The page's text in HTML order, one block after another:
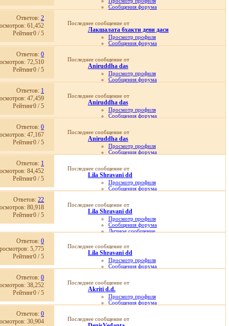
Сообщения форума
Просмотр статей
05.11.2014,05:21
Ответов:2
61,452
Рейтинг0 / 5
Последнее сообщение от
Лакшалата бхакти деви даси
Просмотр профиля
Сообщения форума
Просмотр статей
27.11.2012,00:16
Ответов:0
72,510
Рейтинг0 / 5
Последнее сообщение от
Aniruddha das
Просмотр профиля
Сообщения форума
Просмотр статей
25.04.2011,07:39
Ответов: 1
47,459
Рейтинг0 / 5
Последнее сообщение от
Aniruddha das
Просмотр профиля
Сообщения форума
Просмотр статей
18.04.2011,13:57
Ответов:0
47,167
Рейтинг0 / 5
Последнее сообщение от
Aniruddha das
Просмотр профиля
Сообщения форума
Просмотр статей
05.03.2011,05:07
Ответов: 1
84,452
Рейтинг0 / 5
Последнее сообщение от
Lila Shravani dd
Просмотр профиля
Сообщения форума
Просмотр статей
01.02.2026,04:54
Ответов:22
80,918
Рейтинг0 / 5
Последнее сообщение от
Lila Shravani dd
Просмотр профиля
Сообщения форума
Личное сообщение
01.02.2026,04:50
Ответов:0
5,775
Рейтинг0 / 5
Последнее сообщение от
Lila Shravani dd
Просмотр профиля
Сообщения форума
Просмотр статей
01.02.2026,
Ответов:0
38,252
Рейтинг0 / 5
Последнее сообщение от
Akriti d.d.
Просмотр профиля
Сообщения форума
Просмотр статей
Ответов:0
30,904
Последнее сообщение от